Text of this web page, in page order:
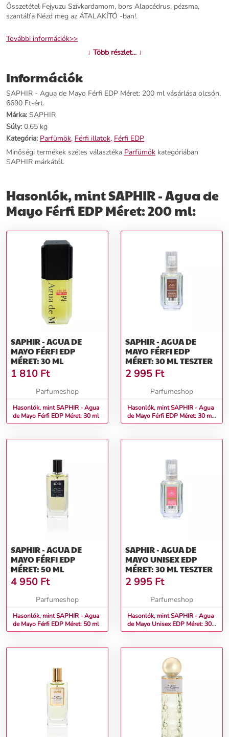
Összetétel Fejyuzu Szívkardamom, bors Alapcédrus, pézsma,
szantálfa Nézd meg az ÁTALAKÍTÓ -ban!.
További információk>>
↓ Több részlet... ↓
Információk
SAPHIR - Agua de Mayo Férfi EDP Méret: 200 ml vásárlása olcsón,
6690 Ft-ért.
Márka: SAPHIR
Súly: 0.65 kg
Kategória: Parfümök, Férfi illatok, Férfi EDP
Minőségi termékek széles választéka Parfümök kategóriában
SAPHIR márkától.
Hasonlók, mint SAPHIR - Agua de
Mayo Férfi EDP Méret: 200 ml:
SAPHIR - AGUA DE
MAYO FÉRFI EDP
MÉRET: 30 ML
1 810 Ft
Parfumeshop
Hasonlók, mint SAPHIR - Agua
de Mayo Férfi EDP Méret: 30 ml
SAPHIR - AGUA DE
MAYO FÉRFI EDP
MÉRET: 30 ML TESZTER
2 995 Ft
Parfumeshop
Hasonlók, mint SAPHIR - Agua
de Mayo Férfi EDP Méret: 30 ml
teszter
SAPHIR - AGUA DE
MAYO FÉRFI EDP
MÉRET: 50 ML
4 950 Ft
Parfumeshop
Hasonlók, mint SAPHIR - Agua
de Mayo Férfi EDP Méret: 50 ml
SAPHIR - AGUA DE
MAYO UNISEX EDP
MÉRET: 30 ML TESZTER
2 995 Ft
Parfumeshop
Hasonlók, mint SAPHIR - Agua
de Mayo Unisex EDP Méret: 30
ml teszter